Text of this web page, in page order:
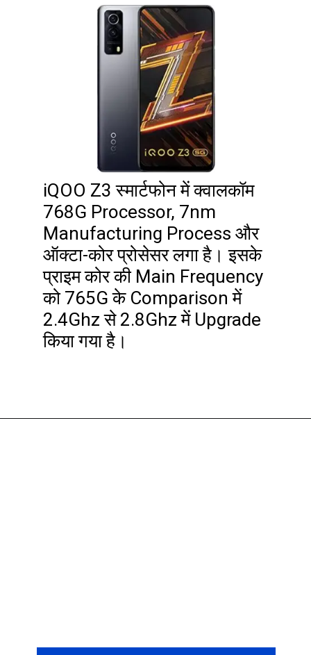
iQOO Z3 स्मार्टफोन में क्वालकॉम
768G Processor, 7nm
Manufacturing Process और
ऑक्टा-कोर प्रोसेसर लगा है। इसके
प्राइम कोर की Main Frequency
को 765G के Comparison में
2.4Ghz से 2.8Ghz में Upgrade
किया गया है।